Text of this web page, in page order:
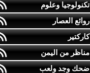
تكنولوجيا وعلوم
روائع العصار
كاركتير
مناظر من اليمن
ضحك وجد ولعب